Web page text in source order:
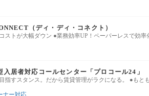
（ディ・ディ・コネクト）
ストが大幅ダウン ●業務効率UP！ペーパーレスで効
居者対応コールセンター「プロコール24」
指すスタンス。だから賃貸管理がラクになる。 ●もと
ナー対応